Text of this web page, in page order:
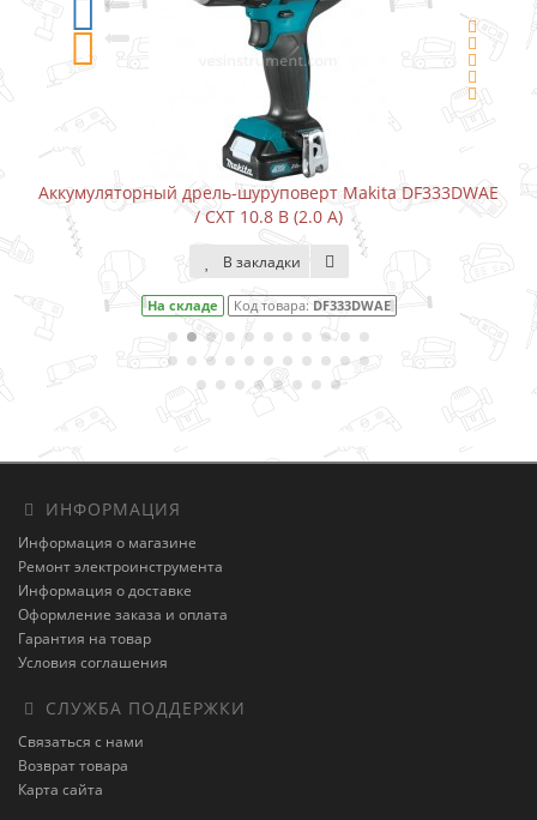
Аккумуляторный дрель-шуруповерт Makita DF333DWAE
/ CXT 10.8 В (2.0 А)
В закладки
На складе Код товара: DF333DWAE
ИНФОРМАЦИЯ
Информация о магазине
Ремонт электроинструмента
Информация о доставке
Оформление заказа и оплата
Гарантия на товар
Условия соглашения
СЛУЖБА ПОДДЕРЖКИ
Связаться с нами
Возврат товара
Карта сайта